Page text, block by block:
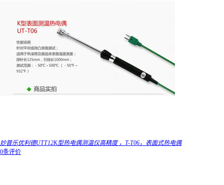
妙普乐优利德UTT12K型热电偶测温仪高精度 ，T-T06，表面式热电偶
0条评价